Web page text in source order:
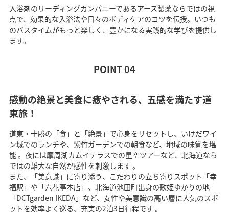
入浴剤のリーディングカンパニーであるアース製薬ならではの視
点で、効果的な入浴法や日々のボディケアのコツを伝授。いつも
のバスタイムがもっと楽しく、豊かになる実践的な学びを提供し
ます。
POINT 04
感動の絶景と美食に癒やされる、五感を満たす道
東旅！
道東・十勝の「食」と「絶景」で心身をリセットし、いけだワイ
ン城でのランチや、紫竹ガーデンでの朝食など、地域の味覚を堪
能 。夜には摩周湖カムイテラスでの星空ツアーなど、北海道なら
ではの雄大な自然が感性を刺激します 。
また、「美意識」に寄り添う、こだわりの立ち寄りスポット「幸
福駅」や「六花亭本店」、北海道池田町出身の歌姫ゆかりの地
「DCTgarden IKEDA」など、女性や美意識の高い層に人気のスポ
ットを効率よく巡る、充実の2泊3日行程です 。